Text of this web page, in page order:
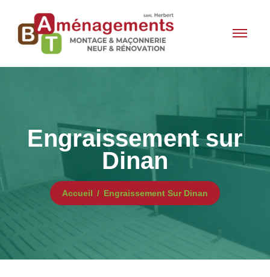
Engraissement sur
Dinan
Accueil Engraissement Sur Dinan